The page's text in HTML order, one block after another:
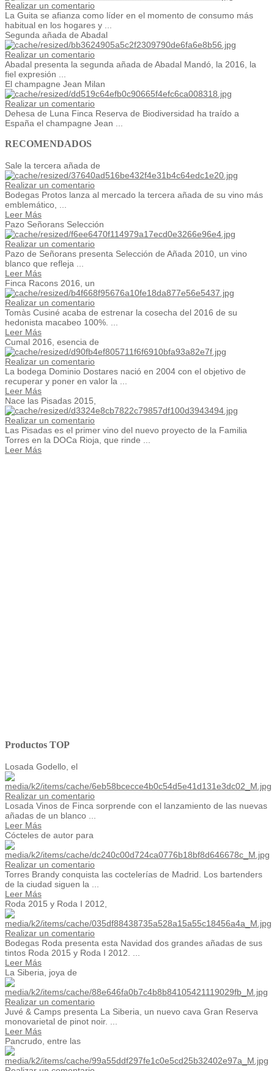
Realizar un comentario
La Guita se afianza como líder en el momento de consumo más
habitual en los hogares y ...
Segunda añada de Abadal
Realizar un comentario
Abadal presenta la segunda añada de Abadal Mandó, la 2016, la
fiel expresión ...
El champagne Jean Milan
Realizar un comentario
Dehesa de Luna Finca Reserva de Biodiversidad ha traído a
España el champagne Jean ...
RECOMENDADOS
Sale la tercera añada de
Realizar un comentario
Bodegas Protos lanza al mercado la tercera añada de su vino más
emblemático, ...
Leer Más
Pazo Señorans Selección
Realizar un comentario
Pazo de Señorans presenta Selección de Añada 2010, un vino
blanco que refleja ...
Leer Más
Finca Racons 2016, un
Realizar un comentario
Tomàs Cusiné acaba de estrenar la cosecha del 2016 de su
hedonista macabeo 100%. ...
Leer Más
Cumal 2016, esencia de
Realizar un comentario
La bodega Dominio Dostares nació en 2004 con el objetivo de
recuperar y poner en valor la ...
Leer Más
Nace las Pisadas 2015,
Realizar un comentario
Las Pisadas es el primer vino del nuevo proyecto de la Familia
Torres en la DOCa Rioja, que rinde ...
Leer Más
Productos TOP
Losada Godello, el
Realizar un comentario
Losada Vinos de Finca sorprende con el lanzamiento de las nuevas
añadas de un blanco ...
Leer Más
Cócteles de autor para
Realizar un comentario
Torres Brandy conquista las coctelerías de Madrid. Los bartenders
de la ciudad siguen la ...
Leer Más
Roda 2015 y Roda I 2012,
Realizar un comentario
Bodegas Roda presenta esta Navidad dos grandes añadas de sus
tintos Roda 2015 y Roda I 2012. ...
Leer Más
La Siberia, joya de
Realizar un comentario
Juvé & Camps presenta La Siberia, un nuevo cava Gran Reserva
monovarietal de pinot noir. ...
Leer Más
Pancrudo, entre las